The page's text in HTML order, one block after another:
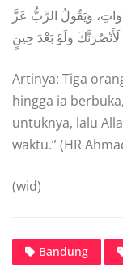
وَيَقُولُ الرَّبُّ عَزَّ
وَلَوْ بَعْدَ حِينٍ
Artinya: Tiga
hingga ia
untuknya, lalu
waktu.” (HR
(wid)
Bandung